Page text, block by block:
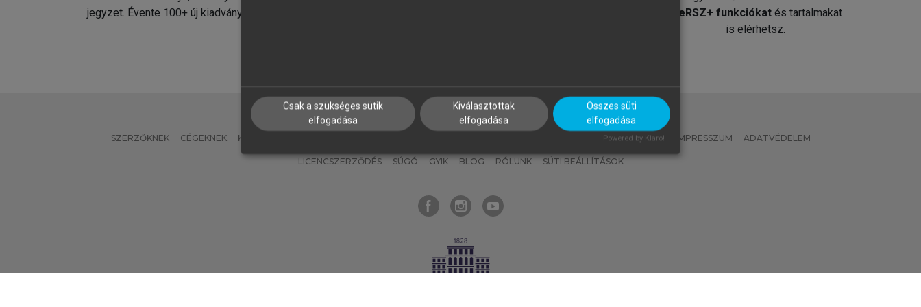
jegyzet. Évente 100+ új kiadvány.
MeRSZ+ funkciókat és tartalmakat
is elérhetsz.
SZERZŐKNEK CÉGEKNEK KÖNYVTÁROSOKNAK MI – ÁLTALÁNOS IRÁNYELVEK IMPRESSZUM ADATVÉDELEM
LICENCSZERZŐDÉS SÚGÓ GYIK BLOG RÓLUNK SÜTI BEÁLLÍTÁSOK
Csak a szükséges sütik
elfogadása
Kiválasztottak
elfogadása
Összes süti
elfogadása
Powered by Klaro!